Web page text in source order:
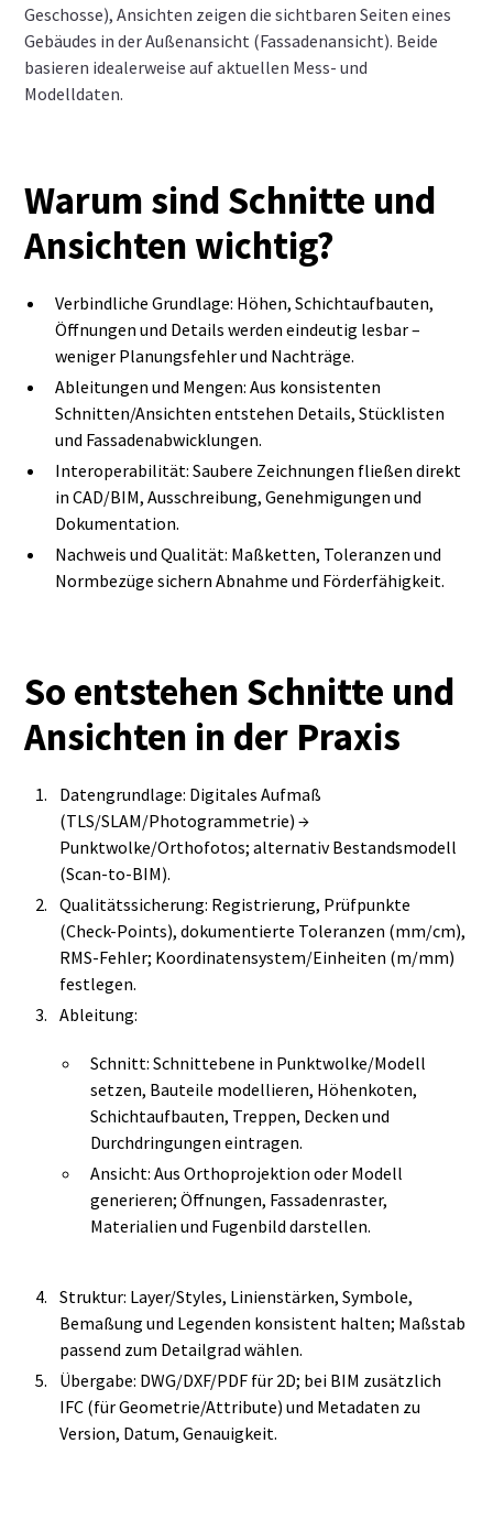
Geschosse), Ansichten zeigen die sichtbaren Seiten eines
Gebäudes in der Außenansicht (Fassadenansicht). Beide
basieren idealerweise auf aktuellen Mess‑ und
Modelldaten.
Warum sind Schnitte und
Ansichten wichtig?
Verbindliche Grundlage: Höhen, Schichtaufbauten,
Öffnungen und Details werden eindeutig lesbar –
weniger Planungsfehler und Nachträge.
Ableitungen und Mengen: Aus konsistenten
Schnitten/Ansichten entstehen Details, Stücklisten
und Fassadenabwicklungen.
Interoperabilität: Saubere Zeichnungen fließen direkt
in CAD/BIM, Ausschreibung, Genehmigungen und
Dokumentation.
Nachweis und Qualität: Maßketten, Toleranzen und
Normbezüge sichern Abnahme und Förderfähigkeit.
So entstehen Schnitte und
Ansichten in der Praxis
Datengrundlage: Digitales Aufmaß
(TLS/SLAM/Photogrammetrie) →
Punktwolke/Orthofotos; alternativ Bestandsmodell
(Scan‑to‑BIM).
Qualitätssicherung: Registrierung, Prüfpunkte
(Check‑Points), dokumentierte Toleranzen (mm/cm),
RMS‑Fehler; Koordinatensystem/Einheiten (m/mm)
festlegen.
Ableitung:
Schnitt: Schnittebene in Punktwolke/Modell
setzen, Bauteile modellieren, Höhenkoten,
Schichtaufbauten, Treppen, Decken und
Durchdringungen eintragen.
Ansicht: Aus Orthoprojektion oder Modell
generieren; Öffnungen, Fassadenraster,
Materialien und Fugenbild darstellen.
Struktur: Layer/Styles, Linienstärken, Symbole,
Bemaßung und Legenden konsistent halten; Maßstab
passend zum Detailgrad wählen.
Übergabe: DWG/DXF/PDF für 2D; bei BIM zusätzlich
IFC (für Geometrie/Attribute) und Metadaten zu
Version, Datum, Genauigkeit.